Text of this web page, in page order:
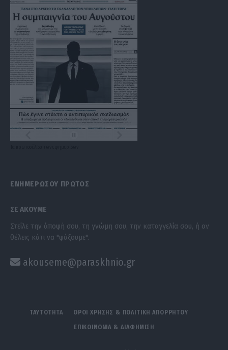
ΕΝΗΜΕΡΩΣΟΥ ΠΡΩΤΟΣ
ΣΕ ΑΚΟΥΜΕ
Στείλε την άποψή σου, τη γνώμη σου, την καταγγελία σου, ή αν
θέλεις κάτι να "ψάξουμε".
akouseme@paraskhnio.gr
ΤΑΥΤΟΤΗΤΑ ΟΡΟΙ ΧΡΗΣΗΣ & ΠΟΛΙΤΙΚΗ ΑΠΟΡΡΗΤΟΥ
ΕΠΙΚΟΙΝΩΝΙΑ & ΔΙΑΦΗΜΙΣΗ